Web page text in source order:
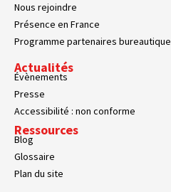
Nous rejoindre
Présence en France
Programme partenaires bureautique
Actualités
Évènements
Presse
Accessibilité : non conforme
Ressources
Blog
Glossaire
Plan du site